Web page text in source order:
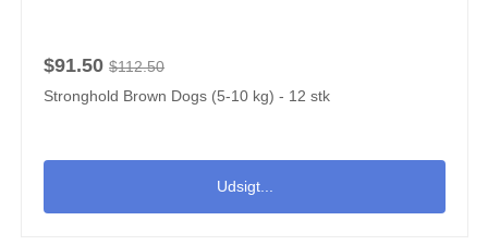
$91.50 $112.50
Stronghold Brown Dogs (5-10 kg) - 12 stk
Udsigt...